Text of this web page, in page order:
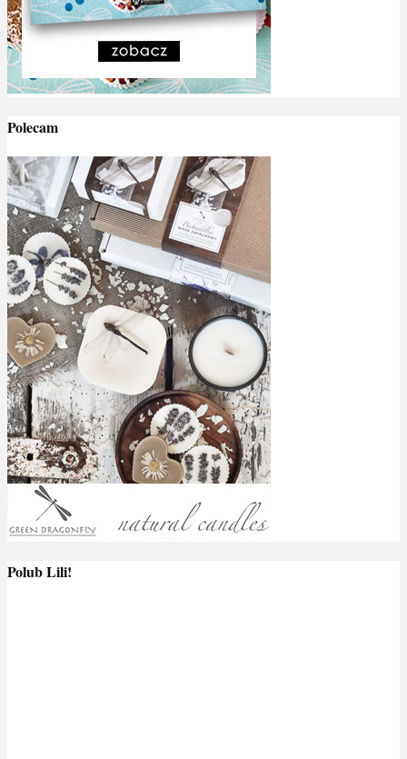
Polecam
Polub Lili!